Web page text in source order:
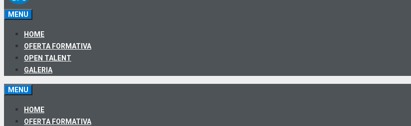
MENU
HOME
OFERTA FORMATIVA
OPEN TALENT
GALERIA
MENU
HOME
OFERTA FORMATIVA